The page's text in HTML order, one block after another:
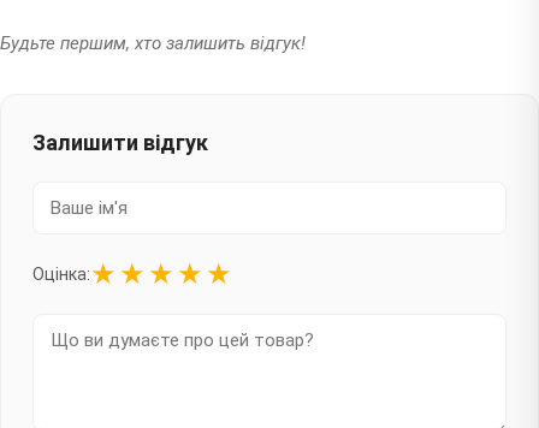
Будьте першим, хто залишить відгук!
Залишити відгук
Оцінка:★ ★ ★ ★ ★